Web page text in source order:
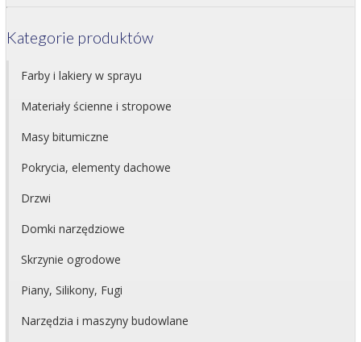
Kategorie produktów
Farby i lakiery w sprayu
Materiały ścienne i stropowe
Masy bitumiczne
Pokrycia, elementy dachowe
Drzwi
Domki narzędziowe
Skrzynie ogrodowe
Piany, Silikony, Fugi
Narzędzia i maszyny budowlane